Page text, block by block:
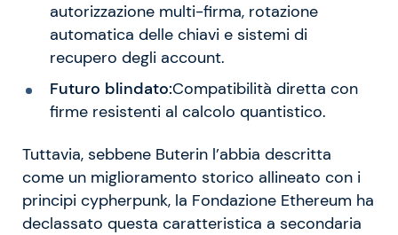
autorizzazione multi-firma, rotazione
automatica delle chiavi e sistemi di
recupero degli account.
Futuro blindato:Compatibilità diretta con
firme resistenti al calcolo quantistico.
Tuttavia, sebbene Buterin l’abbia descritta
come un miglioramento storico allineato con i
principi cypherpunk, la Fondazione Ethereum ha
declassato questa caratteristica a secondaria